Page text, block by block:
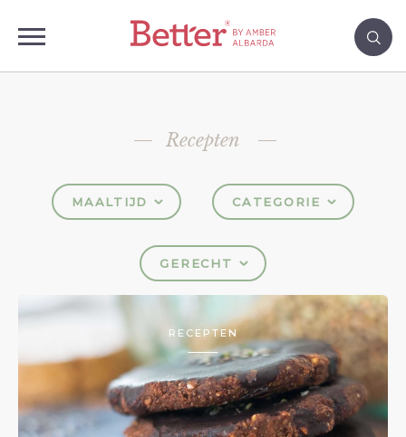
Recepten
MAALTIJD CATEGORIE
GERECHT
RECEPTEN